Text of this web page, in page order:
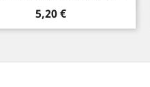
Τιμή
5,20 €